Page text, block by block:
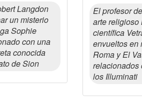
Langdon
un misterio
Sophie
con una
conocida
de Sion
El profesor
arte religioso
científica
envueltos en
Roma y El
relacionados
los Illuminati